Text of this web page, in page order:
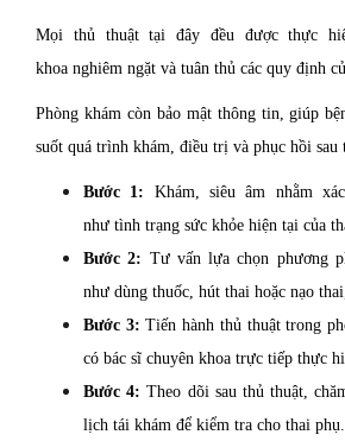
Mọi thủ thuật tại đây đều được thực
khoa nghiêm ngặt và tuân thủ các quy định
Phòng khám còn bảo mật thông tin, giúp
suốt quá trình khám, điều trị và phục hồi sau
Bước 1: Khám, siêu âm nhằm
như tình trạng sức khỏe hiện tại của
Bước 2: Tư vấn lựa chọn phương
như dùng thuốc, hút thai hoặc nạo
Bước 3: Tiến hành thủ thuật trong
có bác sĩ chuyên khoa trực tiếp thực
Bước 4: Theo dõi sau thủ thuật,
lịch tái khám để kiểm tra cho thai phụ.